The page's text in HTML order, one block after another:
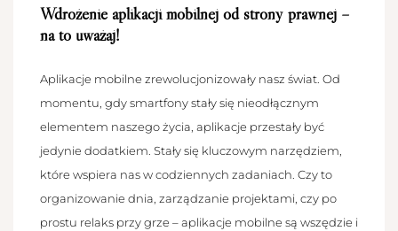
Wdrożenie aplikacji mobilnej od strony prawnej –
na to uważaj!
Aplikacje mobilne zrewolucjonizowały nasz świat. Od
momentu, gdy smartfony stały się nieodłącznym
elementem naszego życia, aplikacje przestały być
jedynie dodatkiem. Stały się kluczowym narzędziem,
które wspiera nas w codziennych zadaniach. Czy to
organizowanie dnia, zarządzanie projektami, czy po
prostu relaks przy grze – aplikacje mobilne są wszędzie i